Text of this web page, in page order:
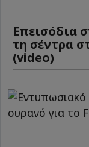
Επεισόδια
τη σέντρα
(video)